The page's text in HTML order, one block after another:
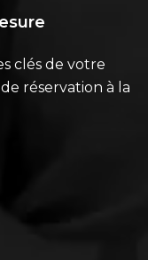
clés de votre
réservation à la